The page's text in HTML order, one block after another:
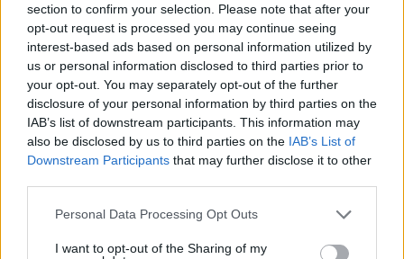
section to confirm your selection. Please note that after your
opt-out request is processed you may continue seeing
interest-based ads based on personal information utilized by
us or personal information disclosed to third parties prior to
your opt-out. You may separately opt-out of the further
disclosure of your personal information by third parties on the
IAB’s list of downstream participants. This information may
also be disclosed by us to third parties on the IAB’s List of
Downstream Participants that may further disclose it to other
Please note that this website/app uses one or more Google
not limited to your visit or usage behaviour. You may click to
Personal Data Processing Opt Outs
I want to opt-out of the Sharing of my
Ειδήσεις Δημοφιλή Σχολιασμένα
Είκοσι ατάκες που θα ανεβάσουν την ερωτική ένταση
στη σχέση σας
πριν 8 λεπτά
Από την άγρια φύση στις επικίνδυνες πόλεις: Πώς
αλλάζουν για να επιβιώσουν τα ζώα που μεταναστεύουν
δίπλα στον άνθρωπο
πριν 10 λεπτά
Κρύο ντους ή χλιαρό; Το λάθος που κάνουμε τις ζεστές